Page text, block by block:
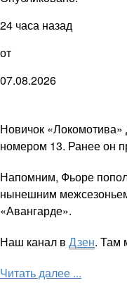
24 часа назад
от
07.08.2026
Новичок «Локомотива»
номером 13. Ранее он
Напомним, Фьоре
нынешним
«Авангарде».
Наш канал в Дзен. Там
Читать далее ...